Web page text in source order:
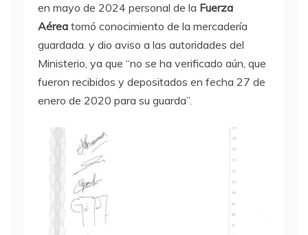
en mayo de 2024 personal de la Fuerza
Aérea tomó conocimiento de la mercadería
guardada. y dio aviso a las autoridades del
Ministerio, ya que “no se ha verificado aún, que
fueron recibidos y depositados en fecha 27 de
enero de 2020 para su guarda”.